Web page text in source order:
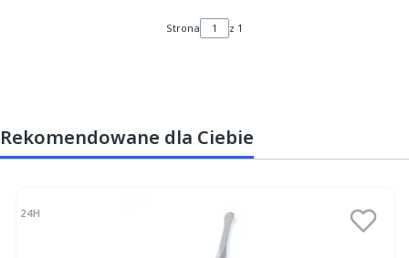
Strona z 1
Rekomendowane dla Ciebie
24H